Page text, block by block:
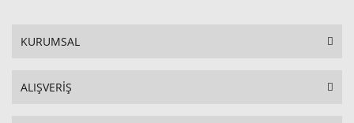
KURUMSAL
ALIŞVERİŞ